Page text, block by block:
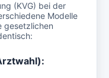
(KVG) bei der
Modelle
gesetzlichen